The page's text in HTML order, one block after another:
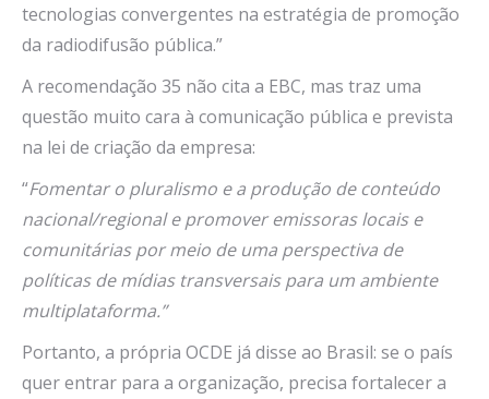
tecnologias convergentes na estratégia de promoção
da radiodifusão pública.”
A recomendação 35 não cita a EBC, mas traz uma
questão muito cara à comunicação pública e prevista
na lei de criação da empresa:
“Fomentar o pluralismo e a produção de conteúdo
nacional/regional e promover emissoras locais e
comunitárias por meio de uma perspectiva de
políticas de mídias transversais para um ambiente
multiplataforma.”
Portanto, a própria OCDE já disse ao Brasil: se o país
quer entrar para a organização, precisa fortalecer a